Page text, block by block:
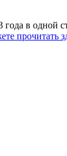
в
прочитать